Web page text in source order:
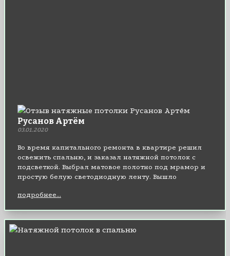
Русанов Артём
03.01.2020
Во время капитального ремонта в квартире решил
освежить спальню, и заказал натяжной потолок с
подсветкой. Выбрал матовое полотно под мрамор и
простую белую светодиодную ленту. Вышло
гораздо уютнее.
подробнее...